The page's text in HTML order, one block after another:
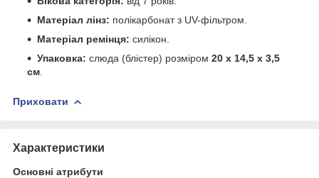
Матеріал лінз: полікарбонат з UV-фільтром.
Матеріал ремінця: силікон.
Упаковка: слюда (блістер) розміром 20 х 14,5 х 3,5
см
Приховати
Характеристики
Основні атрибути